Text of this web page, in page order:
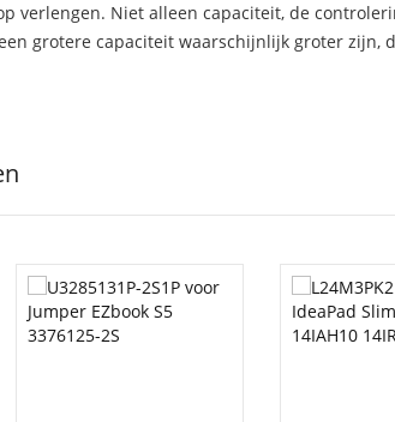
verlengen. Niet alleen capaciteit, de
grotere capaciteit waarschijnlijk groter zijn,